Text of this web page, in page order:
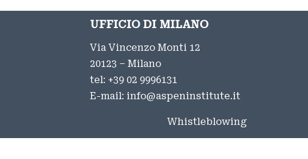
UFFICIO DI MILANO
Via Vincenzo Monti 12
20123 – Milano
tel: +39 02 9996131
E-mail: info@aspeninstitute.it
Whistleblowing